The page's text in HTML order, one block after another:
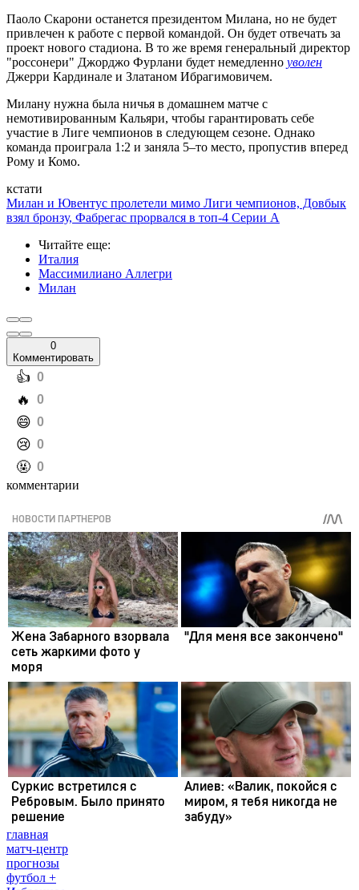
Паоло Скарони останется президентом Милана, но не будет
привлечен к работе с первой командой. Он будет отвечать за
проект нового стадиона. В то же время генеральный директор
"россонери" Джорджо Фурлани будет немедленно уволен
Джерри Кардинале и Златаном Ибрагимовичем.
Милану нужна была ничья в домашнем матче с
немотивированным Кальяри, чтобы гарантировать себе
участие в Лиге чемпионов в следующем сезоне. Однако
команда проиграла 1:2 и заняла 5–то место, пропустив вперед
Рому и Комо.
кстати
Милан и Ювентус пролетели мимо Лиги чемпионов, Довбык
взял бронзу, Фабрегас прорвался в топ-4 Серии А
Читайте еще:
Италия
Массимилиано Аллегри
Милан
0
Комментировать
️👍 0
️🔥 0
️😄 0
️😢 0
️🤬 0
комментарии
главная
матч-центр
прогнозы
футбол +